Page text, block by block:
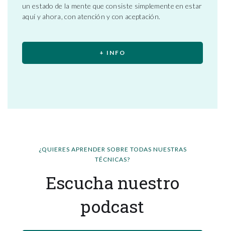
un estado de la mente que consiste simplemente en estar
aquí y ahora, con atención y con aceptación.
+ INFO
¿QUIERES APRENDER SOBRE TODAS NUESTRAS
TÉCNICAS?
Escucha nuestro
podcast